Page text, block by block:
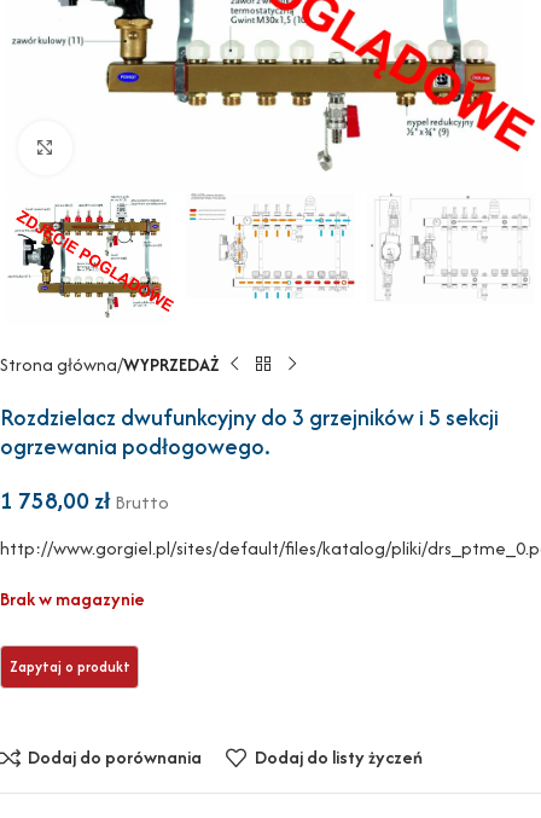
Strona główna WYPRZEDAŻ
Rozdzielacz dwufunkcyjny do 3 grzejników i 5 sekcji
ogrzewania podłogowego.
1 758,00zł Brutto
http://www.gorgiel.pl/sites/default/files/katalog/pliki/
Brak w magazynie
Dodaj do porównania Dodaj do listy życzeń